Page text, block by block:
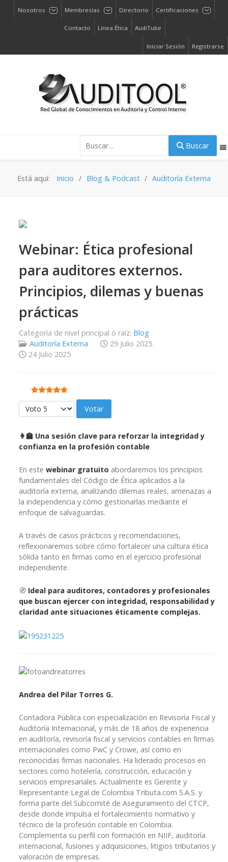
Nosotros Membresías Directorio Certificaciones
Contacto Línea Ética AudiTube
Iniciar Sesión Registrarse
Buscar
Está aquí: Inicio Blog & Podcast Auditoría Externa
Webinar: Ética profesional
para auditores externos.
Principios, dilemas y buenas
prácticas
Categoría de nivel principal o raíz: Blog
Auditoría Externa
29 Julio 2025
24 Julio 2025
Ratio:5/5
Por favor, vote
👩‍🏫 Una sesión clave para reforzar la integridad y
confianza en la profesión contable
En este webinar gratuito abordaremos los principios
fundamentales del Código de Ética aplicados a la
auditoría externa, analizando dilemas reales, amenazas a
la independencia y cómo gestionarlas mediante el
enfoque de salvaguardas.
A través de casos prácticos y recomendaciones,
reflexionaremos sobre cómo fortalecer una cultura ética
sólida tanto en firmas como en el ejercicio profesional
independiente.
🧭 Ideal para auditores, contadores y profesionales
que buscan ejercer con integridad, responsabilidad y
claridad ante situaciones éticamente complejas.
Andrea del Pilar Torres G.
Contadora Pública con especialización en Revisoría Fiscal y
Auditoría Internacional, y más de 18 años de experiencia
en auditoría, revisoría fiscal y servicios contables en firmas
internacionales como PwC y Crowe, así como en
reconocidas firmas nacionales. Ha liderado procesos en
sectores como hotelería, construcción, educación y
servicios empresariales. Actualmente es Gerente y
Representante Legal de Colombia Tributa.com S.A.S. y
forma parte del Subcomité de Aseguramiento del CTCP,
desde donde impulsa el fortalecimiento normativo y
técnico de la profesión contable en Colombia.
Complementa su perfil con formación en NIIF, auditoría
internacional, fusiones y adquisiciones, litigios tributarios y
valoración de empresas.